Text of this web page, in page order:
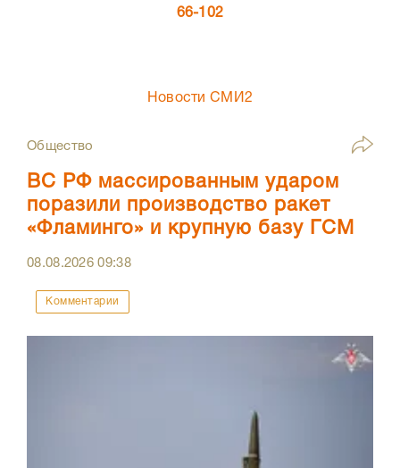
66-102
Новости СМИ2
Общество
ВС РФ массированным ударом
поразили производство ракет
«Фламинго» и крупную базу ГСМ
08.08.202609:38
Комментарии